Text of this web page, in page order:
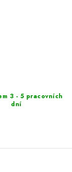
3 - 5 pracovních
dní